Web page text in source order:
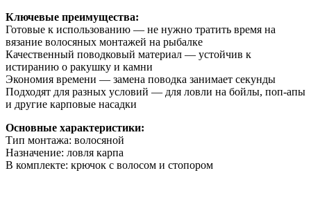
Ключевые преимущества:
Готовые к использованию — не нужно тратить время на
вязание волосяных монтажей на рыбалке
Качественный поводковый материал — устойчив к
истиранию о ракушку и камни
Экономия времени — замена поводка занимает секунды
Подходят для разных условий — для ловли на бойлы, поп-апы
и другие карповые насадки
Основные характеристики:
Тип монтажа: волосяной
Назначение: ловля карпа
В комплекте: крючок с волосом и стопором